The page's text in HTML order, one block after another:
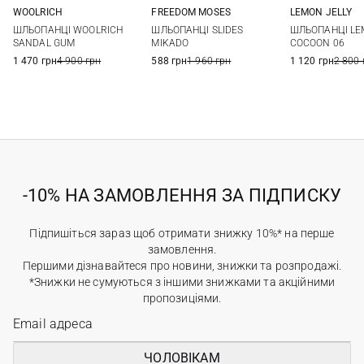
40
41
WOOLRICH
ШЛЬОПАНЦІ WOOLRICH
SANDAL GUM
1 470 грн4 900 грн
39/40
40/41
FREEDOM MOSES
ШЛЬОПАНЦІ SLIDES
MIKADO
588 грн1 960 грн
40
41
LEMON JELLY
ШЛЬОПАНЦІ
COCOON 06
1 120 грн2 800
-10% НА ЗАМОВЛЕННЯ ЗА ПІДПИСКУ
Підпишіться зараз щоб отримати знижку 10%* на перше
замовлення.
Першими дізнавайтеся про новини, знижки та розпродажі.
*Знижки не сумуються з іншими знижками та акційними
пропозиціями.
ЧОЛОВІКАМ